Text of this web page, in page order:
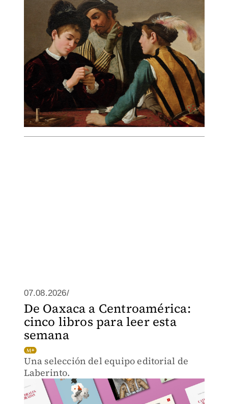
07.08.2026/
De Oaxaca a Centroamérica:
cinco libros para leer esta
semana
Una selección del equipo editorial de
Laberinto.